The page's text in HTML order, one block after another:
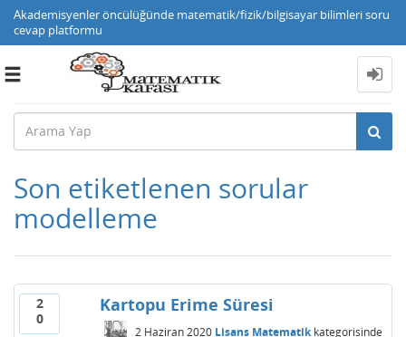
Akademisyenler öncülüğünde matematik/fizik/bilgisayar bilimleri soru
cevap platformu
Toggle
Son etiketlenen sorular
modelleme
2
0
Kartopu Erime Süresi
2 Haziran 2020 Lisans Matematikkategorisinde